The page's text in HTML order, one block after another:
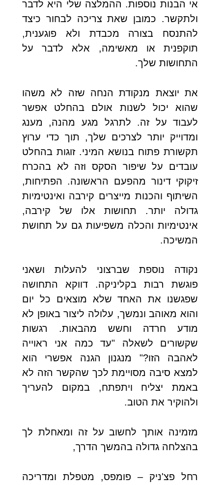
אי הבנות נוספות. ההמלצה שלי היא לדבר
ולתקשר. כמובן שאת צריכה לבחור כיצד
להתנסח בצורה מכבדת ולא פוגענית,
תוקפנית או מאשימה, אלא לדבר על
התחושות שלך.
את יוצאת מנקודת הנחה שזה לא משהו
שהוא יכול לשנות אולם בהחלט אפשר
לעבוד על זה. לתרגל מגע מהנה, מענג
ומדוייק יותר לצרכים שלך, תוך כדי ערוץ
תקשורת פתוח בנושא המיני. זוגות בהחלט
עובדים על שיפור הסקס וזה לא בהכרח
זיקוקי דינור מהפעם הראשונה. הפתיחות,
השיתוף והכנות מייצרים קירבה ואינטימיות
גדולה יותר. תחושות אלו של קירבה,
אינטימיות והכלה משפיעות גם על תחושת
המשיכה.
נקודה נוספת שברצוני להעלות ושאני
פוגשת רבות בקליניקה. דווקא התחושה
שפגשנו את האחד שלא מוצאים כל יום
והוא מאוהב ונמשך, עלולה ליצור באופן לא
מודע חרדה וחשש מהבאות. רגשות
שקשורים לשאלה "עד כמה אני ראוייה
לאהבה הזו?" מנגנון הגנה אפשרי הוא
למצא סיבה מסויימת לכך שהקשר הזה לא
באמת יצליח ויתפתח, במקום להעריך
ולהוקיר את הטוב.
מזמינה אותך לחשוב על זה ומאחלת לך
בהצלחה גדולה בהמשך הדרך,
רחל פצ'ניק – פומפס, מטפלת ומדריכה